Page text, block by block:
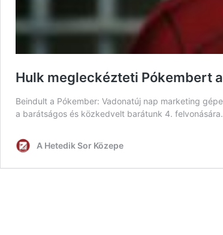
Hulk megleckézteti Pókembert
Beindult a Pókember: Vadonatúj nap marketing
a barátságos és közkedvelt barátunk 4.
A Hetedik Sor Közepe